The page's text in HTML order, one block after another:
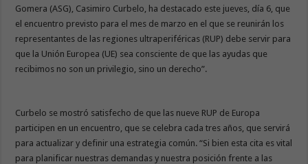
Gomera (ASG), Casimiro Curbelo, ha destacado este jueves, día 6, que
el encuentro previsto para el mes de marzo en el que se reunirán los
representantes de las regiones ultraperiféricas (RUP) debe servir para
que la Unión Europea (UE) sea consciente de que las ayudas que
recibimos no son un privilegio, sino un derecho”.
Curbelo se mostró satisfecho de que las nueve RUP de Europa
participen en un encuentro, que se celebra cada tres años, que servirá
para actualizar y definir una estrategia común. “Si bien esta cita es vital
para planificar nuestras demandas y nuestra posición frente a las